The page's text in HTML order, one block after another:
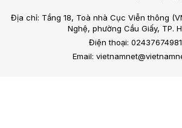
Địa chỉ: Tầng 18, Toà nhà Cục Viễn thông
Nghệ, phường Cầu Giấy, TP.
Điện thoại: 02437674981
Email: